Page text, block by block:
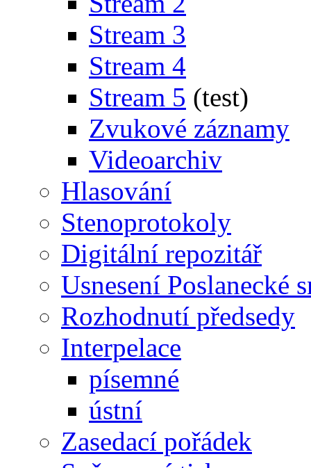
Stream 3
Stream 4
Stream 5 (test)
Zvukové záznamy
Videoarchiv
Hlasování
Stenoprotokoly
Digitální repozitář
Usnesení Poslanecké
Rozhodnutí předsedy
Interpelace
písemné
ústní
Zasedací pořádek